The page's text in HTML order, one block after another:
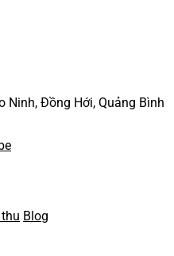
Ninh, Đồng Hới, Quảng Bình
Blog